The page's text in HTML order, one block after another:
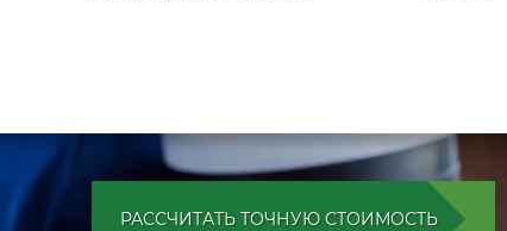
РАССЧИТАТЬ ТОЧНУЮ СТОИМОСТЬ